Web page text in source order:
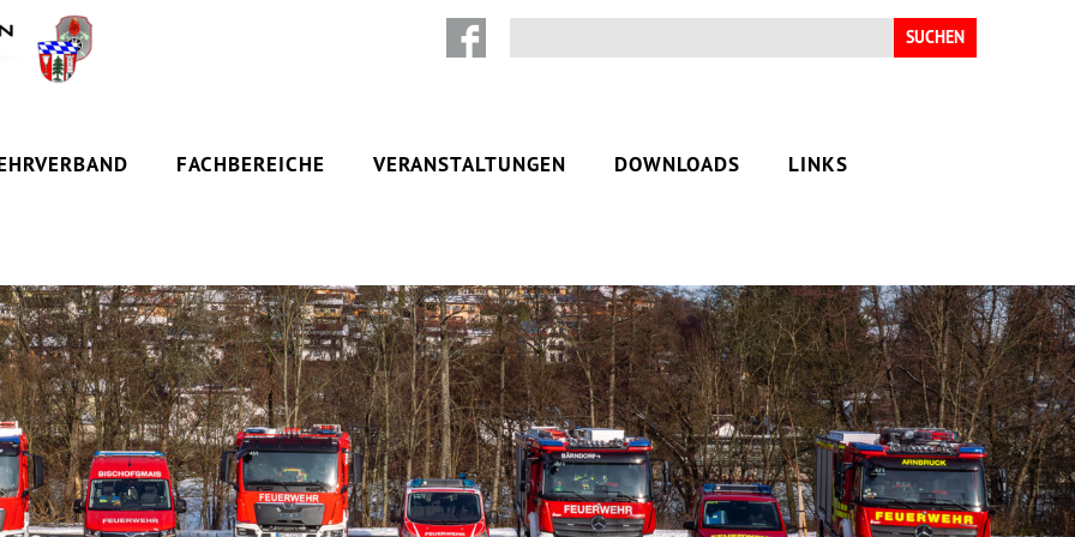
Suchen
nach:
FACHBEREICHE VERANSTALTUNGEN DOWNLOADS LINKS